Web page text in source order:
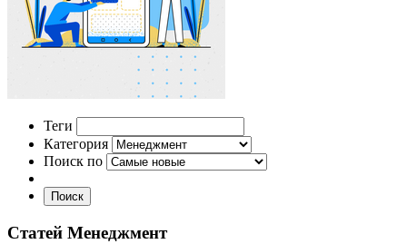
Теги
Категория
Поиск по
Поиск
Статей Менеджмент